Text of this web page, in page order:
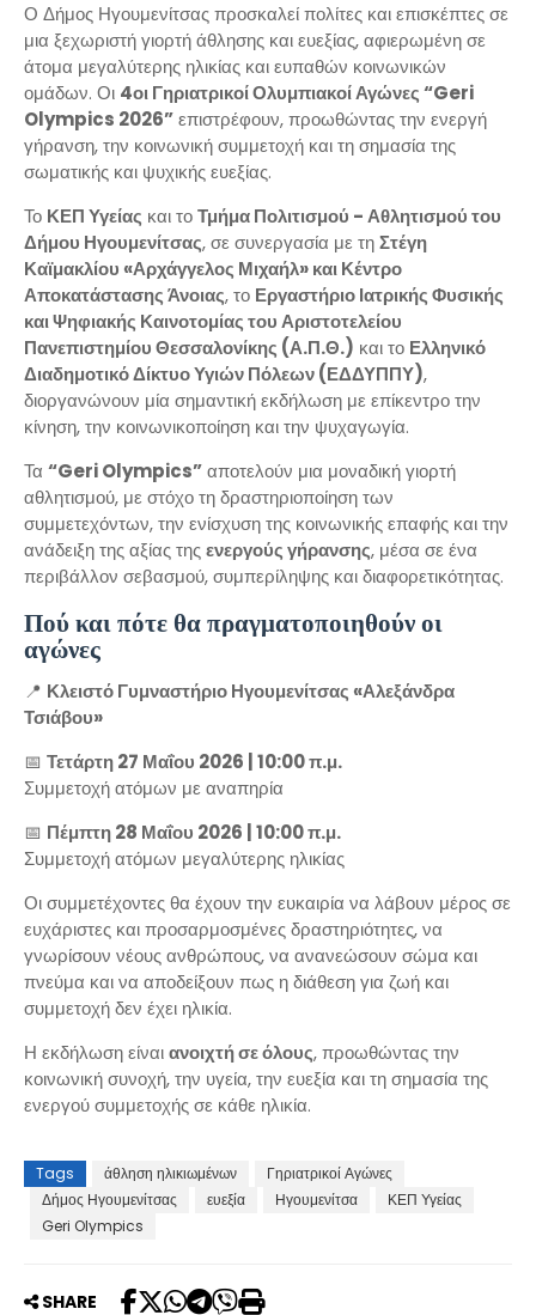
Ο Δήμος Ηγουμενίτσας προσκαλεί πολίτες και επισκέπτες σε
μια ξεχωριστή γιορτή άθλησης και ευεξίας, αφιερωμένη σε
άτομα μεγαλύτερης ηλικίας και ευπαθών κοινωνικών
ομάδων. Οι 4οι Γηριατρικοί Ολυμπιακοί Αγώνες “Geri
Olympics 2026”επιστρέφουν, προωθώντας την ενεργή
γήρανση, την κοινωνική συμμετοχή και τη σημασία της
σωματικής και ψυχικής ευεξίας.
Το ΚΕΠ Υγείας και τοΤμήμα Πολιτισμού - Αθλητισμού του
Δήμου Ηγουμενίτσας, σε συνεργασία με τηΣτέγη
Καϊμακλίου «Αρχάγγελος Μιχαήλ» και Κέντρο
Αποκατάστασης Άνοιας, το Εργαστήριο Ιατρικής Φυσικής
και Ψηφιακής Καινοτομίας του Αριστοτελείου
Πανεπιστημίου Θεσσαλονίκης (Α.Π.Θ.) και το Ελληνικό
Διαδημοτικό Δίκτυο Υγιών Πόλεων (ΕΔΔΥΠΠΥ),
διοργανώνουν μία σημαντική εκδήλωση με επίκεντρο την
κίνηση, την κοινωνικοποίηση και την ψυχαγωγία.
Τα “Geri Olympics”αποτελούν μια μοναδική γιορτή
αθλητισμού, με στόχο τη δραστηριοποίηση των
συμμετεχόντων, την ενίσχυση της κοινωνικής επαφής και την
ανάδειξη της αξίας τηςενεργούς γήρανσης, μέσα σε ένα
περιβάλλον σεβασμού, συμπερίληψης και διαφορετικότητας.
Πού και πότε θα πραγματοποιηθούν οι
αγώνες
📍 Κλειστό Γυμναστήριο Ηγουμενίτσας «Αλεξάνδρα
Τσιάβου»
📅 Τετάρτη 27 Μαΐου 2026 | 10:00 π.μ.
Συμμετοχή ατόμων με αναπηρία
📅 Πέμπτη 28 Μαΐου 2026 | 10:00 π.μ.
Συμμετοχή ατόμων μεγαλύτερης ηλικίας
Οι συμμετέχοντες θα έχουν την ευκαιρία να λάβουν μέρος σε
ευχάριστες και προσαρμοσμένες δραστηριότητες, να
γνωρίσουν νέους ανθρώπους, να ανανεώσουν σώμα και
πνεύμα και να αποδείξουν πως η διάθεση για ζωή και
συμμετοχή δεν έχει ηλικία.
Η εκδήλωση είναιανοιχτή σε όλους, προωθώντας την
κοινωνική συνοχή, την υγεία, την ευεξία και τη σημασία της
ενεργού συμμετοχής σε κάθε ηλικία.
Tags άθληση ηλικιωμένων
Γηριατρικοί Αγώνες
Δήμος Ηγουμενίτσας
ευεξία Ηγουμενίτσα
ΚΕΠ Υγείας
Geri Olympics
SHARE